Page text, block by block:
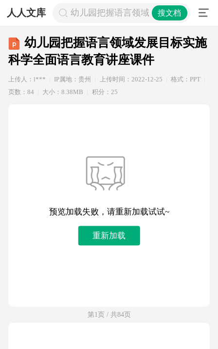
人人文库 幼儿园把握语言领域发展目标实施科
搜文档
幼儿园把握语言领域发展目标实施
科学全面语言教育讲座课件
上传人：l*** IP属地：贵州 上传时间：2022-12-25
格式：PPT
页数：84
大小：8.38MB 积分：25
预览加载失败，请重新加载试试~
重新加载
第1页 / 共84页